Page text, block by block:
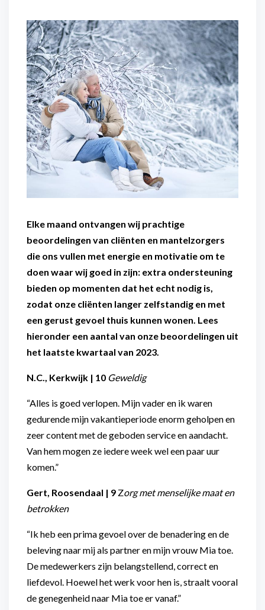
Diensten voor
organisaties
Maaltijdondersteuning
Mantelzorger van de zaak
Altijd in de buurt
Snel geregeld
Elke maand ontvangen wij prachtige
beoordelingen van cliënten en mantelzorgers
die ons vullen met energie en motivatie om te
doen waar wij goed in zijn: extra ondersteuning
bieden op momenten dat het echt nodig is,
zodat onze cliënten langer zelfstandig en met
een gerust gevoel thuis kunnen wonen. Lees
hieronder een aantal van onze beoordelingen uit
het laatste kwartaal van 2023.
N.C., Kerkwijk | 10 Geweldig
“Alles is goed verlopen. Mijn vader en ik waren
gedurende mijn vakantieperiode enorm geholpen en
zeer content met de geboden service en aandacht.
Van hem mogen ze iedere week wel een paar uur
komen.”
Gert, Roosendaal | 9 Zorg met menselijke maat en
betrokken
“Ik heb een prima gevoel over de benadering en de
beleving naar mij als partner en mijn vrouw Mia toe.
De medewerkers zijn belangstellend, correct en
liefdevol. Hoewel het werk voor hen is, straalt vooral
de genegenheid naar Mia toe er vanaf.”